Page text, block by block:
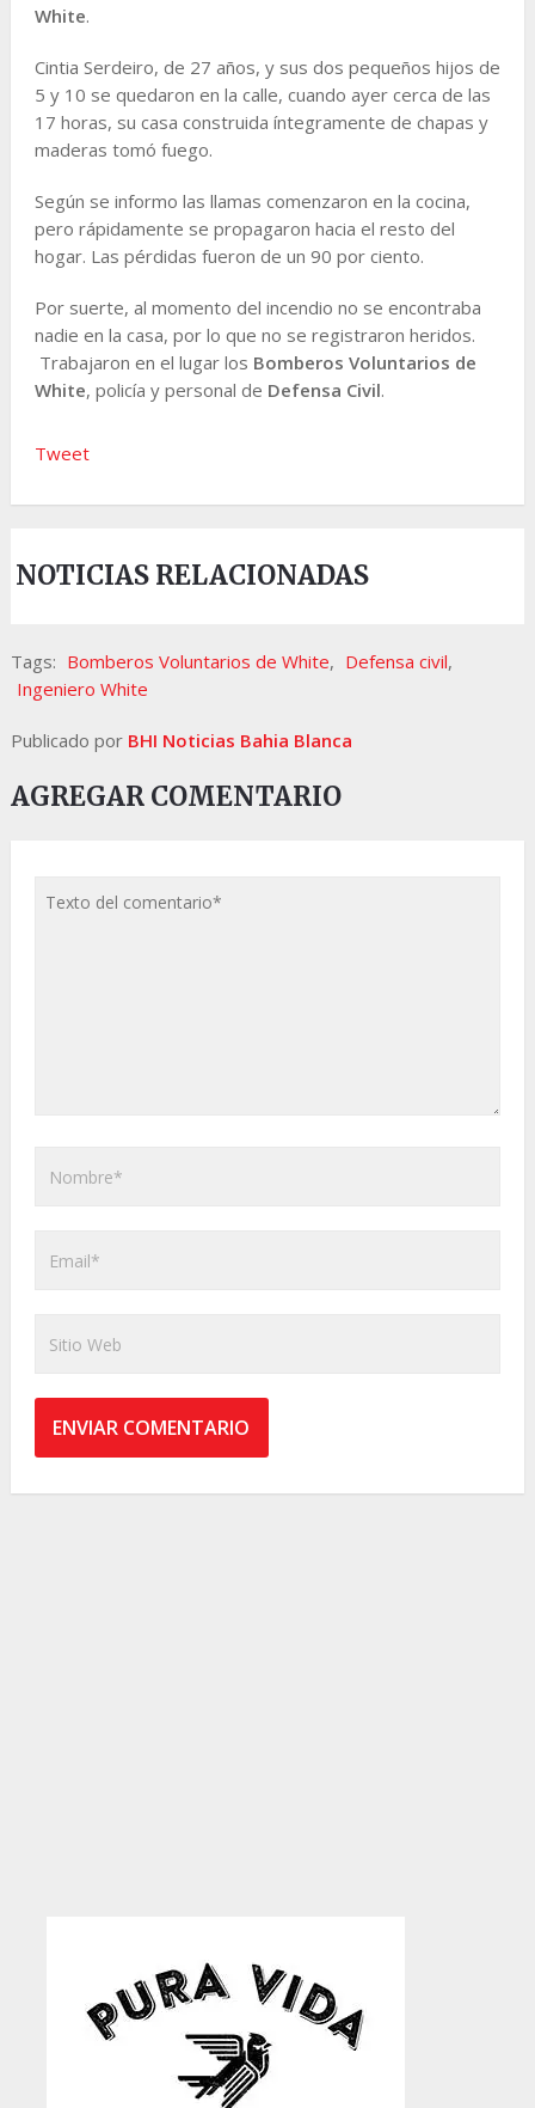
White.
Cintia Serdeiro, de 27 años, y sus dos pequeños hijos de
5 y 10 se quedaron en la calle, cuando ayer cerca de las
17 horas, su casa construida íntegramente de chapas y
maderas tomó fuego.
Según se informo las llamas comenzaron en la cocina,
pero rápidamente se propagaron hacia el resto del
hogar. Las pérdidas fueron de un 90 por ciento.
Por suerte, al momento del incendio no se encontraba
nadie en la casa, por lo que no se registraron heridos.
Trabajaron en el lugar los Bomberos Voluntarios de
White, policía y personal de Defensa Civil.
Tweet
NOTICIAS RELACIONADAS
Tags: Bomberos Voluntarios de White, Defensa civil,
Ingeniero White
Publicado por BHI Noticias Bahia Blanca
AGREGAR COMENTARIO